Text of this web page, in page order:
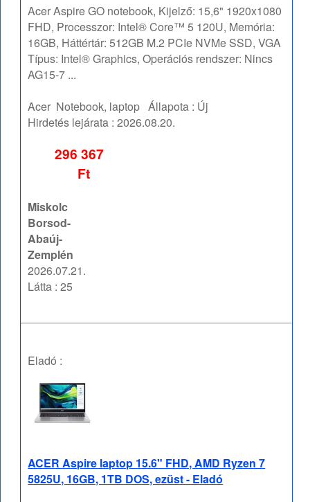
Acer Aspire GO notebook, Kijelző: 15,6" 1920x1080
FHD, Processzor: Intel® Core™ 5 120U, Memória:
16GB, Háttértár: 512GB M.2 PCIe NVMe SSD, VGA
Típus: Intel® Graphics, Operációs rendszer: Nincs
AG15-7 ...
Acer Notebook, laptop Állapota : Új
Hirdetés lejárata :2026.08.20.
296 367
Ft
Miskolc
Borsod-
Abaúj-
Zemplén
2026.07.21.
Látta : 25
Eladó :
ACER Aspire laptop 15.6" FHD, AMD Ryzen 7
5825U, 16GB, 1TB DOS, ezüst - Eladó